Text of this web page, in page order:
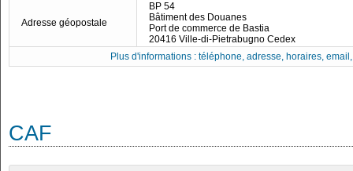
Adresse géopostale
BP 54
Bâtiment des Douanes
Port de commerce de Bastia
20416 Ville-di-Pietrabugno Cedex
Plus d'informations : téléphone, adresse, horaires,
CAF